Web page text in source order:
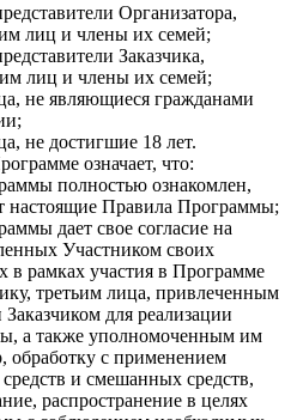
Организатора,
лиц и члены их семей;
Заказчика,
лиц и члены их семей;
не являющиеся гражданами
не достигшие 18 лет.
означает, что:
полностью ознакомлен,
настоящие Правила Программы;
дает свое согласие на
Участником своих
в рамках участия в Программе
третьим лица, привлеченным
для реализации
а также уполномоченным им
обработку с применением
и смешанных средств,
распространение в целях